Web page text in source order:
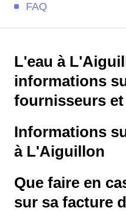
FAQ
L'eau à
informations
fournisseurs
Informations
à L'Aiguillon
Que faire en
sur sa facture